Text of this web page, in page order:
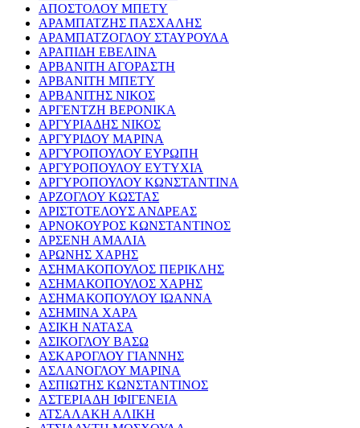
ΑΠΟΣΤΟΛΟΥ ΜΠΕΤΥ
ΑΡΑΜΠΑΤΖΗΣ ΠΑΣΧΑΛΗΣ
ΑΡΑΜΠΑΤΖΟΓΛΟΥ ΣΤΑΥΡΟΥΛΑ
ΑΡΑΠΙΔΗ ΕΒΕΛΙΝΑ
ΑΡΒΑΝΙΤΗ ΑΓΟΡΑΣΤΗ
ΑΡΒΑΝΙΤΗ ΜΠΕΤΥ
ΑΡΒΑΝΙΤΗΣ ΝΙΚΟΣ
ΑΡΓΕΝΤΖΗ ΒΕΡΟΝΙΚΑ
ΑΡΓΥΡΙΑΔΗΣ ΝΙΚΟΣ
ΑΡΓΥΡΙΔΟΥ ΜΑΡΙΝΑ
ΑΡΓΥΡΟΠΟΥΛΟΥ ΕΥΡΩΠΗ
ΑΡΓΥΡΟΠΟΥΛΟΥ ΕΥΤΥΧΙΑ
ΑΡΓΥΡΟΠΟΥΛΟΥ ΚΩΝΣΤΑΝΤΙΝΑ
ΑΡΖΟΓΛΟΥ ΚΩΣΤΑΣ
ΑΡΙΣΤΟΤΕΛΟΥΣ ΑΝΔΡΕΑΣ
ΑΡΝΟΚΟΥΡΟΣ ΚΩΝΣΤΑΝΤΙΝΟΣ
ΑΡΣΕΝΗ ΑΜΑΛΙΑ
ΑΡΩΝΗΣ ΧΑΡΗΣ
ΑΣΗΜΑΚΟΠΟΥΛΟΣ ΠΕΡΙΚΛΗΣ
ΑΣΗΜΑΚΟΠΟΥΛΟΣ ΧΑΡΗΣ
ΑΣΗΜΑΚΟΠΟΥΛΟΥ ΙΩΑΝΝΑ
ΑΣΗΜΙΝΑ ΧΑΡΑ
ΑΣΙΚΗ ΝΑΤΑΣΑ
ΑΣΙΚΟΓΛΟΥ ΒΑΣΩ
ΑΣΚΑΡΟΓΛΟΥ ΓΙΑΝΝΗΣ
ΑΣΛΑΝΟΓΛΟΥ ΜΑΡΙΝΑ
ΑΣΠΙΩΤΗΣ ΚΩΝΣΤΑΝΤΙΝΟΣ
ΑΣΤΕΡΙΑΔΗ ΙΦΙΓΕΝΕΙΑ
ΑΤΣΑΛΑΚΗ ΑΛΙΚΗ